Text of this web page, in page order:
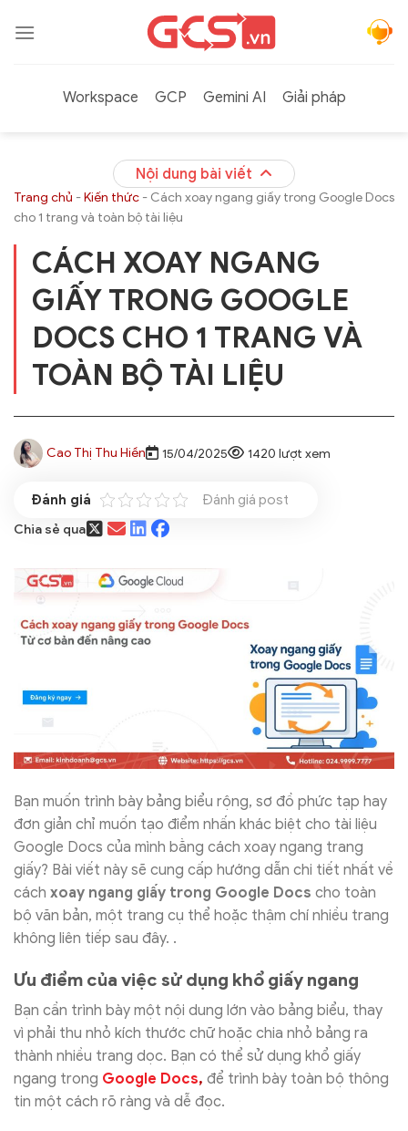
qua
Workspace
GCP Gemini AI Giải pháp
Nội dung bài viết
Trang chủ -Kiến thức - Cách xoay ngang giấy trong Google Docs
cho 1 trang và toàn bộ tài liệu
CÁCH XOAY NGANG
GIẤY TRONG GOOGLE
DOCS CHO 1 TRANG VÀ
TOÀN BỘ TÀI LIỆU
Cao Thị Thu Hiền 15/04/2025 1420 lượt xem
Đánh giá post
Chia sẻ qua
Bạn muốn trình bày bảng biểu rộng, sơ đồ phức tạp hay
đơn giản chỉ muốn tạo điểm nhấn khác biệt cho tài liệu
Google Docs của mình bằng cách xoay ngang trang
giấy? Bài viết này sẽ cung cấp hướng dẫn chi tiết nhất về
cách xoay ngang giấy trong Google Docs cho toàn
bộ văn bản, một trang cụ thể hoặc thậm chí nhiều trang
không liên tiếp sau đây. .
Ưu điểm của việc sử dụng khổ giấy ngang
Bạn cần trình bày một nội dung lớn vào bảng biểu, thay
vì phải thu nhỏ kích thước chữ hoặc chia nhỏ bảng ra
thành nhiều trang dọc. Bạn có thể sử dụng khổ giấy
ngang trong Google Docs, để trình bày toàn bộ thông
tin một cách rõ ràng và dễ đọc.